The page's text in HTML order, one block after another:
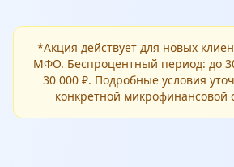
*Акция действует для новых
МФО. Беспроцентный период: до
30 000 ₽. Подробные условия
конкретной микрофинансовой